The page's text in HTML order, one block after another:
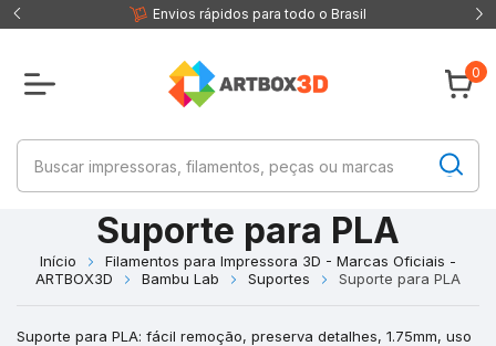
Envios rápidos para todo o Brasil
0
Suporte para PLA
Início
Filamentos para Impressora 3D - Marcas Oficiais -
ARTBOX3D
Bambu Lab Suportes Suporte para PLA
Suporte para PLA: fácil remoção, preserva detalhes, 1.75mm, uso